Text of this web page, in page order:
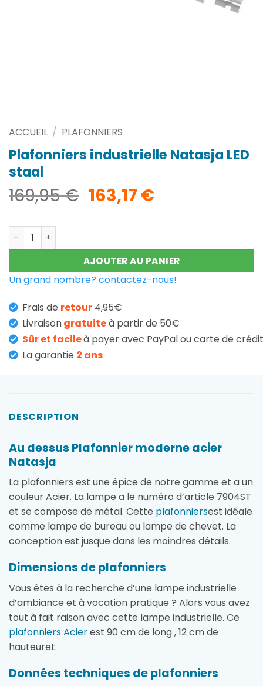
ACCUEIL / PLAFONNIERS
Plafonniers industrielle Natasja LED
staal
169,95€ Le
prix
était :
169,95 €.
163,17 €Le
est :
163,17 €.
quantité de Plafonniers industrielle Natasja LED staal
AJOUTER AU PANIER
Un grand nombre? contactez-nous!
Frais de retour 4,95€
Livraisongratuiteà partir de 50€
Sûr et facileà payer avec PayPal ou carte de crédit
La garantie 2 ans
DESCRIPTION
Au dessus Plafonnier moderne acier
Natasja
La plafonniers est une épice de notre gamme et a un
couleur Acier. La lampe a le numéro d’article 7904ST
et se compose de métal. Cette plafonniersest idéale
comme lampe de bureau ou lampe de chevet. La
conception est jusque dans les moindres détails.
Dimensions de plafonniers
Vous êtes à la recherche d’une lampe industrielle
d’ambiance et à vocation pratique ? Alors vous avez
tout à fait raison avec cette lampe industrielle. Ce
plafonniers Acierest 90 cm de long , 12 cm de
hauteuret.
Données techniques de plafonniers